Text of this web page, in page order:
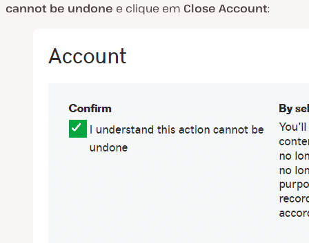
cannot be undone e clique em Close Account: